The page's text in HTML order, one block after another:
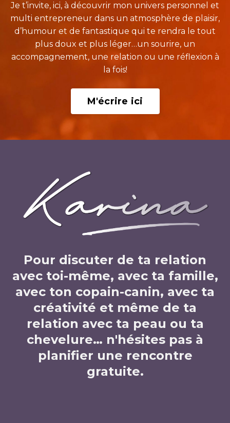
Je t’invite, ici, à découvrir mon univers personnel et
multi entrepreneur dans un atmosphère de plaisir,
d’humour et de fantastique qui te rendra le tout
plus doux et plus léger…un sourire, un
accompagnement, une relation ou une réflexion à
la fois!
M'écrire ici
Pour discuter de ta relation
avec toi-même, avec ta famille,
avec ton copain-canin, avec ta
créativité et même de ta
relation avec ta peau ou ta
chevelure… n'hésites pas à
planifier une rencontre
gratuite.